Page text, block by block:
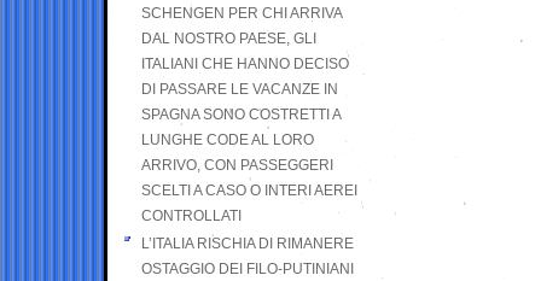
SCHENGEN PER CHI ARRIVA
DAL NOSTRO PAESE, GLI
ITALIANI CHE HANNO DECISO
DI PASSARE LE VACANZE IN
SPAGNA SONO COSTRETTI A
LUNGHE CODE AL LORO
ARRIVO, CON PASSEGGERI
SCELTI A CASO O INTERI AEREI
CONTROLLATI
L’ITALIA RISCHIA DI RIMANERE
OSTAGGIO DEI FILO-PUTINIANI